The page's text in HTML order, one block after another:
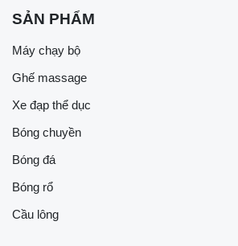
SẢN PHẨM
Máy chạy bộ
Ghế massage
Xe đạp thể dục
Bóng chuyền
Bóng đá
Bóng rổ
Cầu lông